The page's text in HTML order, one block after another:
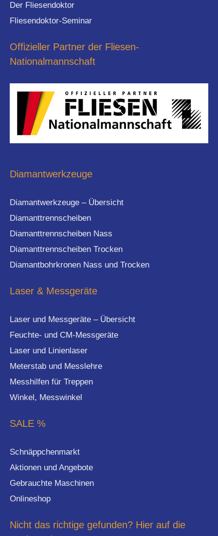
Der Fliesendoktor
Fliesendoktor-Seminar
Offizieller Partner der Fliesen-
Nationalmannschaft
Diamantwerkzeuge
Diamantwerkzeuge – Übersicht
Diamanttrennscheiben
Diamanttrennscheiben Nass
Diamanttrennscheiben Trocken
Diamantbohrkronen Nass und Trocken
Laser & Messgeräte
Laser und Messgeräte – Übersicht
Feuchte- und CM-Messgeräte
Laser und Linienlaser
Meterstab und Messlehre
Messhilfen für Treppen
Winkel, Messwinkel
SALE %
Schnäppchenmarkt
Aktionen und Angebote
Gebrauchte Maschinen
Onlineshop
Nicht das richtige gefunden? Hier auf die